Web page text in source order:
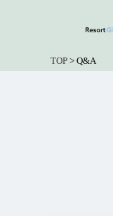
TOP > Q&A